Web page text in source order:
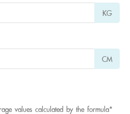
KG
CM
values ​​calculated by the formula*